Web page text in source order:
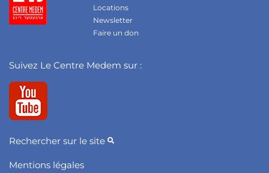
Locations
Newsletter
Faire un don
Suivez Le Centre Medem sur :
Rechercher sur le site
Mentions légales